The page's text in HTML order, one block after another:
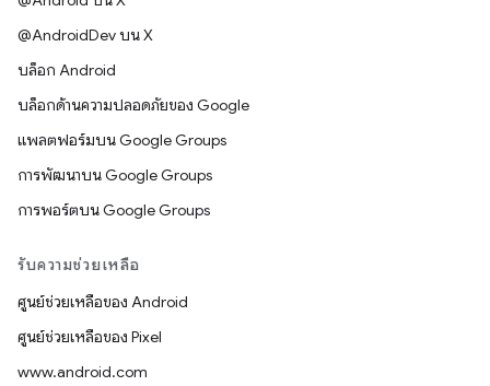
@AndroidDev บน X
บล็อก Android
บล็อกด้านความปลอดภัยของ Google
แพลตฟอร์มบน Google Groups
การพัฒนาบน Google Groups
การพอร์ตบน Google Groups
รับความช่วยเหลือ
ศูนย์ช่วยเหลือของ Android
ศูนย์ช่วยเหลือของ Pixel
www.android.com